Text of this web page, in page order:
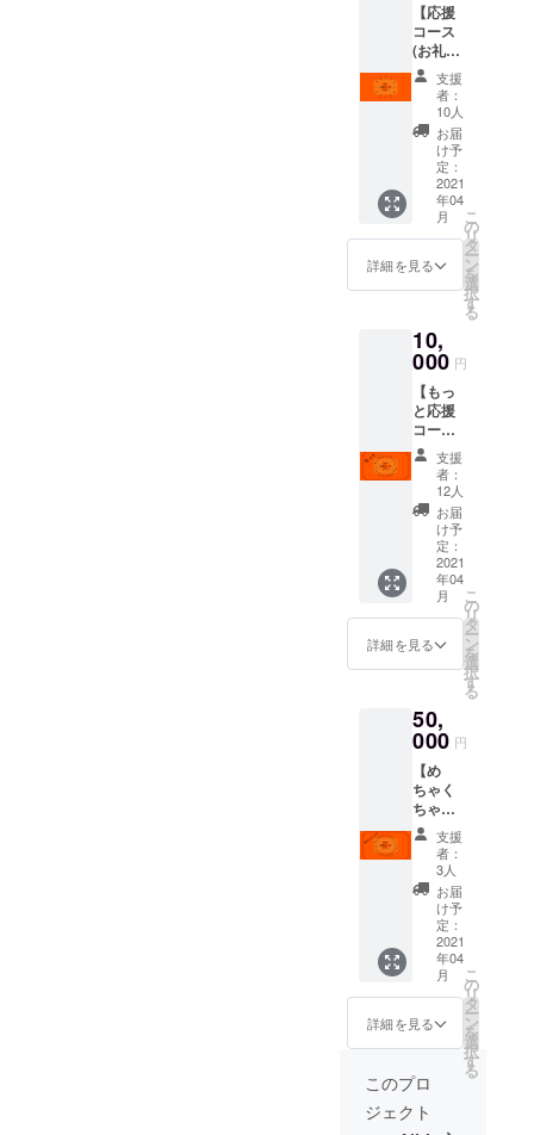
チ ：大
竹亘
院生コー
チ：高宮佳
祐（大学院
人文社会科
学研究科修
トレー
鍼灸接骨
院・院長）
問 ：
西野肇（教
育学部准教
〔部員数〕
新4年生：23
人，新3年
生：14人．
新2年生：10
人
◆これまで
◎全日本大
学サッカー
選手権大会
2007年（第
56回）：Cブ
ロック予選
敗退
1996年（第
45回）：1回
戦突破・ベ
【応援
コース
(お礼動
画)】 ・
部員た
ちの感
謝の思
いを動
画にし
てお届
けしま
す。
支援
者：
10人
お届
け予
定：
2021
年04
月
詳細を見る
こ
の
リ
タ
ー
ン
を
選
択
す
る
10,
000 円
【もっ
と応援
コース
(限定ハ
イライ
ト動
画)】 ・
このリ
ターン
支援者
様限定
の東海
リーグ
開幕戦
4/3(土)
のハイ
動画を
制作
し、お
送りし
ます。
支援
者：
12人
お届
け予
定：
2021
年04
月
詳細を見る
こ
の
リ
タ
ー
ン
を
選
択
す
る
50,
000 円
【め
ちゃく
ちゃ応
援コー
ス(ド
キュメ
ンタ
リー)】
2021年
2月から
4月3日
(土)の開
幕戦ま
での
サッ
カー部
の練習
風景や
支援
者：
3人
お届
け予
定：
2021
年04
月
詳細を見る
こ
の
リ
タ
ー
ン
を
選
択
す
る
このプロ
ジェクト